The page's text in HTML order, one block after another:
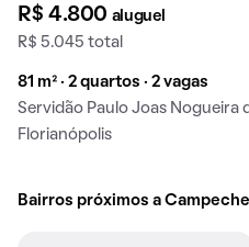
R$ 4.800 aluguel
R$ 5.045 total
81 m² · 2 quartos · 2 vagas
Servidão Paulo Joas Nogueira
Florianópolis
Bairros próximos a